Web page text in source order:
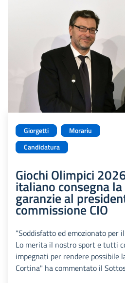
Giorgetti
Morariu
Candidatura
Giochi Olimpici
italiano consegna
garanzie al
commissione CIO
“Soddisfatto ed emozionato per
Lo merita il nostro sport e tutti
impegnati per rendere possibile
Cortina" ha commentato il